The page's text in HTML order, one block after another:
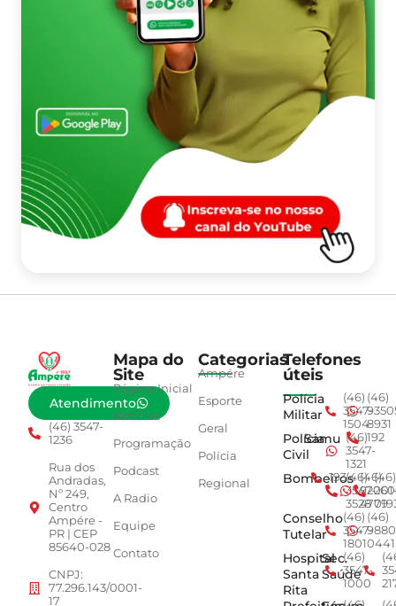
Atendimento
(46) 3547-
1236
Rua dos
Andradas,
Nº 249,
Centro
Ampére -
PR | CEP
85640-028
CNPJ:
77.296.143/0001-
17
Mapa do
Site
Página Inicial
Notícias
Programação
Podcast
A Radio
Equipe
Contato
Categorias
Ampére
Esporte
Geral
Polícia
Regional
Telefones
úteis
Polícia
Militar
(46)
3547-
1504
(46)
8931
Polícia
Civil
Samu (46)
3547-
1321
192
Bombeiros
193(46)
3547-
3528
(46)
4779
(46)
Conselho
Tutelar
(46)
3547-
1801
(46)
0441
Hospital
Santa
Rita
Sec.
Saúde
(46)
3547-
1000